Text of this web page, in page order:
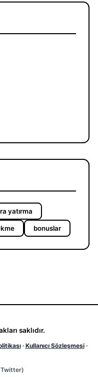
yatırma
bonuslar
saklıdır.
· Kullanıcı Sözleşmesi ·